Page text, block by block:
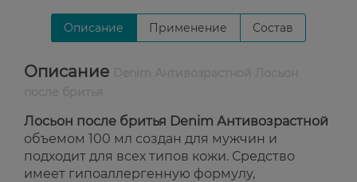
Описание Применение Состав
Описание
Лосьон после бритья Denim Антивозрастной
объемом 100 мл создан для мужчин и
подходит для всех типов кожи. Средство
имеет гипоаллергенную формулу,